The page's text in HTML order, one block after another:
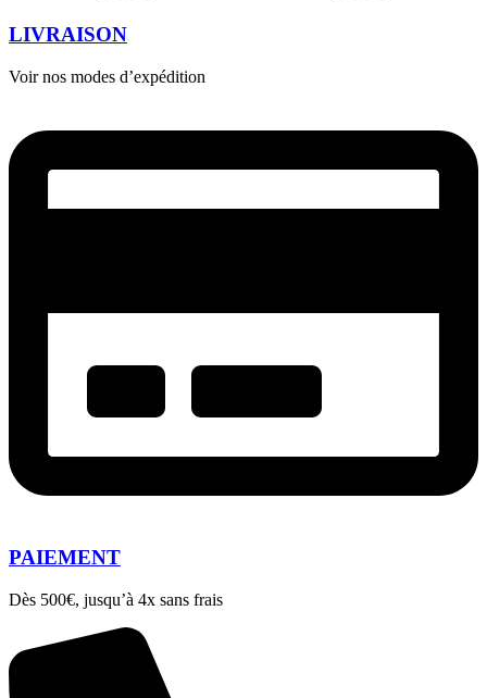
LIVRAISON
Voir nos modes d’expédition
PAIEMENT
Dès 500€, jusqu’à 4x sans frais